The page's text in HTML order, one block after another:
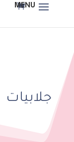
جلابيات